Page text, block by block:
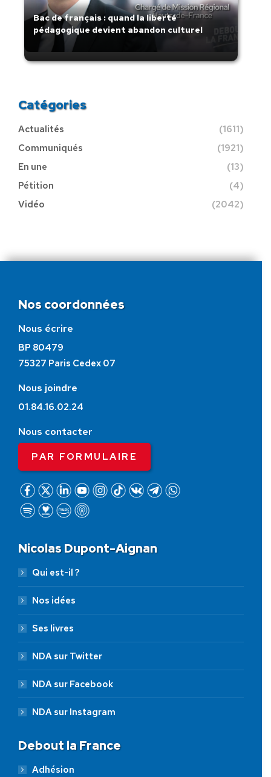
Bac de français : quand la liberté
pédagogique devient abandon culturel
Catégories
Actualités
(1611)
Communiqués
(1921)
En une
(13)
Pétition
(4)
Vidéo
(2042)
Nos coordonnées
Nous écrire
BP 80479
75327 Paris Cedex 07
Nous joindre
01.84.16.02.24
Nous contacter
PAR FORMULAIRE
Nicolas Dupont-Aignan
Qui est-il ?
Nos idées
Ses livres
NDA sur Twitter
NDA sur Facebook
NDA sur Instagram
Debout la France
Adhésion